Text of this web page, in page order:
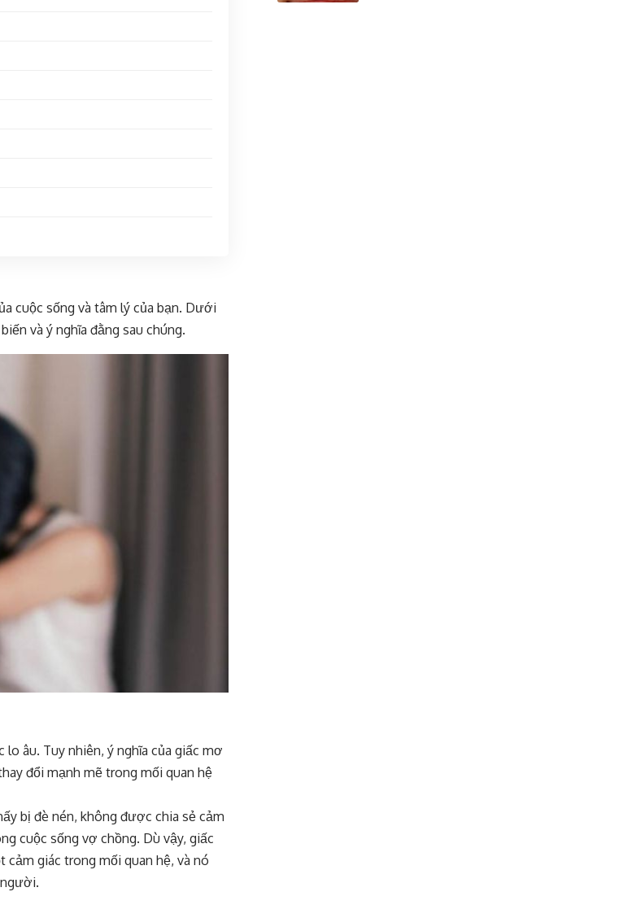
cuộc sống và tâm lý của bạn. Dưới
và ý nghĩa đằng sau chúng.
âu. Tuy nhiên, ý nghĩa của giấc mơ
đổi mạnh mẽ trong mối quan hệ
bị đè nén, không được chia sẻ cảm
cuộc sống vợ chồng. Dù vậy, giấc
giác trong mối quan hệ, và nó